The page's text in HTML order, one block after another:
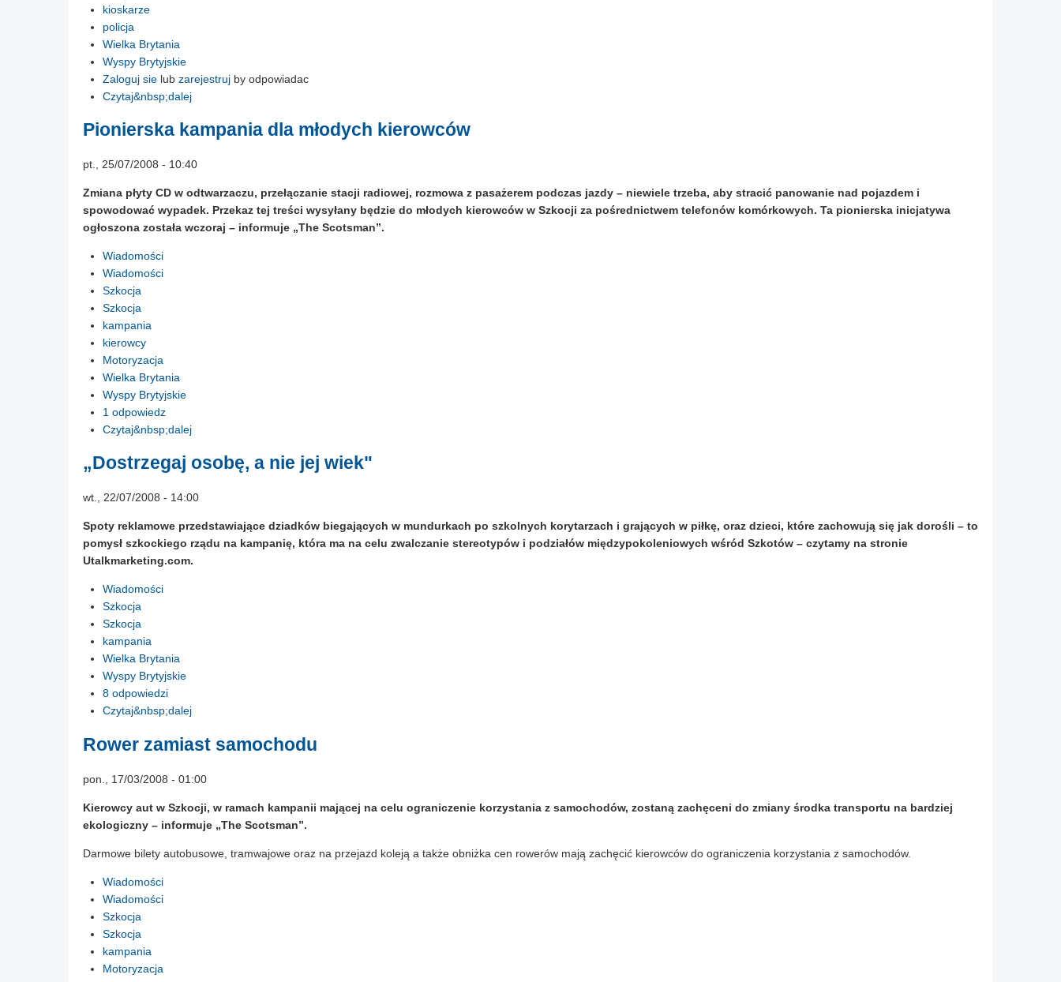
kioskarze
policja
Wielka Brytania
Wyspy Brytyjskie
Zaloguj sie lub zarejestruj by odpowiadac
Czytaj&nbsp;dalej
Pionierska kampania dla młodych kierowców
pt., 25/07/2008 - 10:40
Zmiana płyty CD w odtwarzaczu, przełączanie stacji radiowej, rozmowa z pasażerem podczas jazdy – niewiele trzeba, aby stracić panowanie nad pojazdem i
spowodować wypadek. Przekaz tej treści wysyłany będzie do młodych kierowców w Szkocji za pośrednictwem telefonów komórkowych. Ta pionierska inicjatywa
ogłoszona została wczoraj – informuje „The Scotsman”.
Wiadomości
Wiadomości
Szkocja
Szkocja
kampania
kierowcy
Motoryzacja
Wielka Brytania
Wyspy Brytyjskie
1 odpowiedz
Czytaj&nbsp;dalej
„Dostrzegaj osobę, a nie jej wiek"
wt., 22/07/2008 - 14:00
Spoty reklamowe przedstawiające dziadków biegających w mundurkach po szkolnych korytarzach i grających w piłkę, oraz dzieci, które zachowują się jak dorośli – to
pomysł szkockiego rządu na kampanię, która ma na celu zwalczanie stereotypów i podziałów międzypokoleniowych wśród Szkotów – czytamy na stronie
Utalkmarketing.com.
Wiadomości
Szkocja
Szkocja
kampania
Wielka Brytania
Wyspy Brytyjskie
8 odpowiedzi
Czytaj&nbsp;dalej
Rower zamiast samochodu
pon., 17/03/2008 - 01:00
Kierowcy aut w Szkocji, w ramach kampanii mającej na celu ograniczenie korzystania z samochodów, zostaną zachęceni do zmiany środka transportu na bardziej
ekologiczny – informuje „The Scotsman”.
Darmowe bilety autobusowe, tramwajowe oraz na przejazd koleją a także obniżka cen rowerów mają zachęcić kierowców do ograniczenia korzystania z samochodów.
Wiadomości
Wiadomości
Szkocja
Szkocja
kampania
Motoryzacja